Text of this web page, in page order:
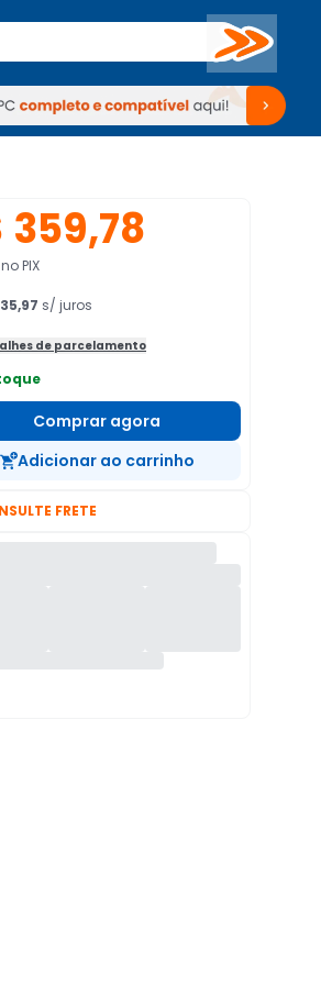
Buscar
Periféricos TV Venda no KaBuM!
TV Venda no KaBuM!
359,78
PIX
s/ juros
de parcelamento
Comprar agora
Adicionar ao carrinho
FRETE